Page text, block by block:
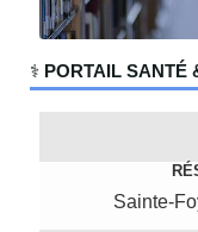
‍⚕️ PORTAIL SANTÉ
Sainte-